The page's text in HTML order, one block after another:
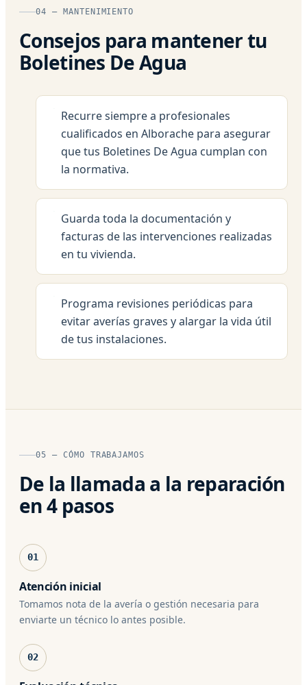
04 — MANTENIMIENTO
Consejos para mantener tu
Boletines De Agua
Recurre siempre a profesionales
cualificados en Alborache para asegurar
que tus Boletines De Agua cumplan con
la normativa.
Guarda toda la documentación y
facturas de las intervenciones realizadas
en tu vivienda.
Programa revisiones periódicas para
evitar averías graves y alargar la vida útil
de tus instalaciones.
05 — CÓMO TRABAJAMOS
De la llamada a la reparación
en 4 pasos
01
Atención inicial
Tomamos nota de la avería o gestión necesaria para
enviarte un técnico lo antes posible.
02